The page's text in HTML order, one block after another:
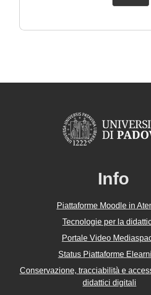
Info
Piattaforme Moodle in
Tecnologie per la
Portale Video
Status Piattaforme
Conservazione, tracciabilità e
didattici digitali